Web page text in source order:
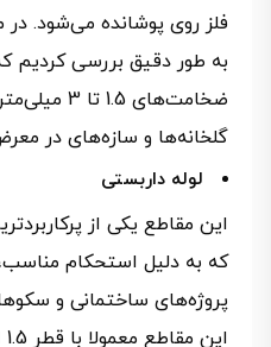
فلز روی پوشانده می‌شود. در
به طور دقیق بررسی کردیم
ضخامت‌های
گلخانه‌ها و سازه‌های در
لوله داربستی
این مقاطع یکی از
که به دلیل استحکام
پروژه‌های ساختمانی و